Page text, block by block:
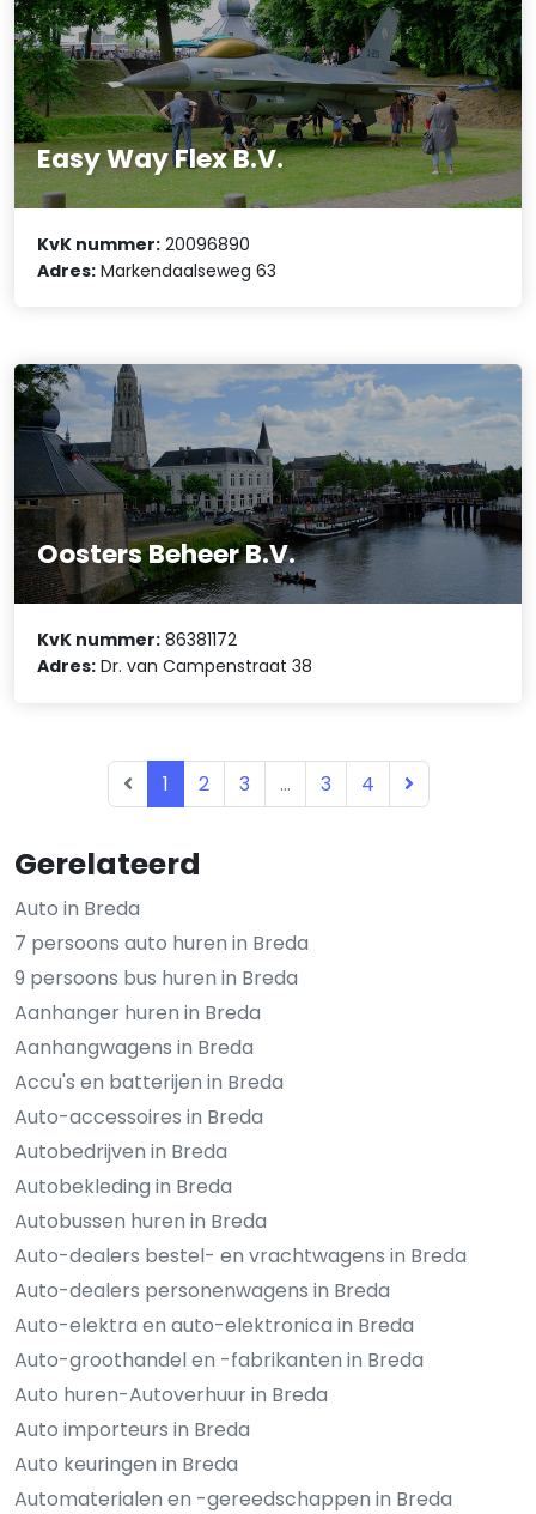
Gerelateerd
Auto in Breda
7 persoons auto huren in Breda
9 persoons bus huren in Breda
Aanhanger huren in Breda
Aanhangwagens in Breda
Accu's en batterijen in Breda
Auto-accessoires in Breda
Autobedrijven in Breda
Autobekleding in Breda
Autobussen huren in Breda
Auto-dealers bestel- en vrachtwagens in Breda
Auto-dealers personenwagens in Breda
Auto-elektra en auto-elektronica in Breda
Auto-groothandel en -fabrikanten in Breda
Auto huren-Autoverhuur in Breda
Auto importeurs in Breda
Auto keuringen in Breda
Automaterialen en -gereedschappen in Breda
Easy Way Flex B.V.
KvK nummer: 20096890
Adres: Markendaalseweg 63
Oosters Beheer B.V.
KvK nummer: 86381172
Adres: Dr. van Campenstraat 38
1 2 3 ... 3 4